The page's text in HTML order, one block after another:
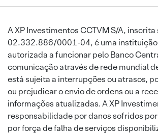
A XP Investimentos CCTVM S/A, inscrita
02.332.886/0001-04, é uma
autorizada a funcionar pelo Banco
comunicação através de rede mundial
está sujeita a interrupções ou atrasos,
ou prejudicar o envio de ordens ou a
informações atualizadas. A XP
responsabilidade por danos sofridos
por força de falha de serviços